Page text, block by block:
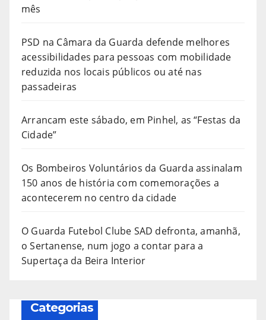
mês
PSD na Câmara da Guarda defende melhores
acessibilidades para pessoas com mobilidade
reduzida nos locais públicos ou até nas
passadeiras
Arrancam este sábado, em Pinhel, as “Festas da
Cidade”
Os Bombeiros Voluntários da Guarda assinalam
150 anos de história com comemorações a
acontecerem no centro da cidade
O Guarda Futebol Clube SAD defronta, amanhã,
o Sertanense, num jogo a contar para a
Supertaça da Beira Interior
Categorias